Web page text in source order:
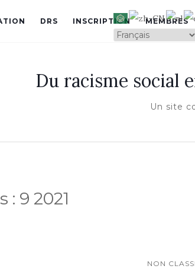
DRS INSCRIPTION MEMBRES
Du racisme social
Un site
: 9 2021
NON